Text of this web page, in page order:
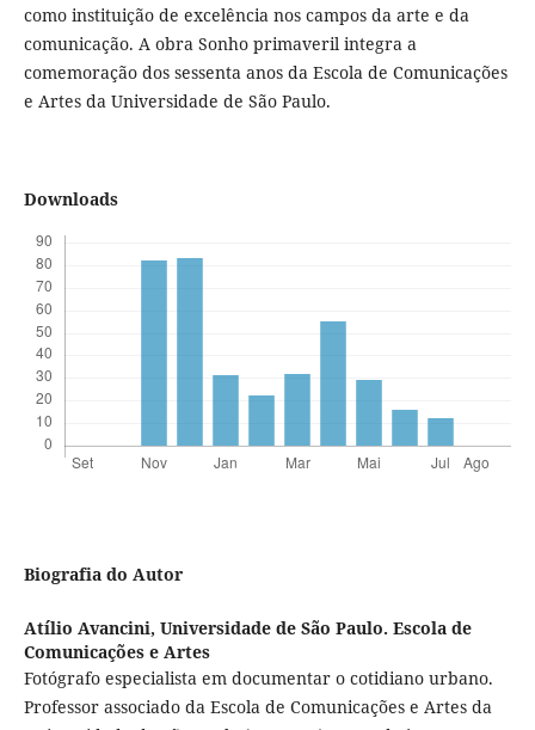
como instituição de excelência nos campos da arte e da
comunicação. A obra Sonho primaveril integra a
comemoração dos sessenta anos da Escola de Comunicações
e Artes da Universidade de São Paulo.
Downloads
Biografia do Autor
Atílio Avancini, Universidade de São Paulo. Escola de
Comunicações e Artes
Fotógrafo especialista em documentar o cotidiano urbano.
Professor associado da Escola de Comunicações e Artes da